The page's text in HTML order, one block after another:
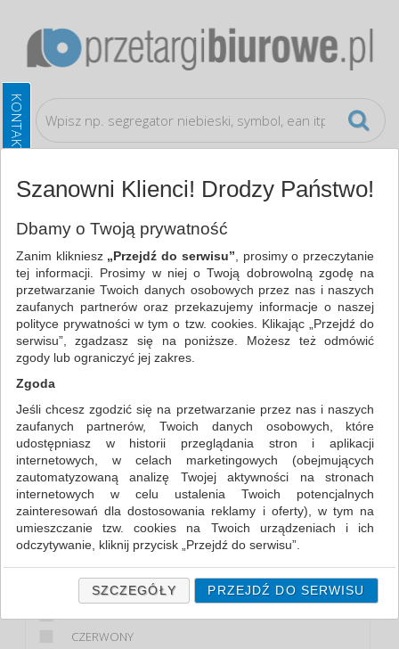
Akcesoria komputerowe
WSZYSTKIE KATEGORIE
NAJCHĘTNIEJ WYBIERANE
AKCESORIA KOMPUTEROWE
KLAWIATURY I MYSZKI (9)
FILTRY
MARKA
KENSINGTON
MEDIARANGE
Q-CONNECT
KOLOR
CZARNY
CZARNY/SZARY
CZERWONY
Szanowni Klienci! Drodzy Państwo!
Dbamy o Twoją prywatność
Zanim klikniesz „Przejdź do serwisu” , prosimy o przeczytanie
tej informacji. Prosimy w niej o Twoją dobrowolną zgodę na
przetwarzanie Twoich danych osobowych przez nas i naszych
zaufanych partnerów oraz przekazujemy informacje o naszej
polityce prywatności w tym o tzw. cookies. Klikając „Przejdź do
serwisu”, zgadzasz się na poniższe. Możesz też odmówić
zgody lub ograniczyć jej zakres.
Zgoda
Jeśli chcesz zgodzić się na przetwarzanie przez nas i naszych
zaufanych partnerów, Twoich danych osobowych, które
udostępniasz w historii przeglądania stron i aplikacji
internetowych, w celach marketingowych (obejmujących
zautomatyzowaną analizę Twojej aktywności na stronach
internetowych w celu ustalenia Twoich potencjalnych
zainteresowań dla dostosowania reklamy i oferty), w tym na
umieszczanie tzw. cookies na Twoich urządzeniach i ich
odczytywanie, kliknij przycisk „Przejdź do serwisu”.
Jeśli nie chcesz wyrazić zgody lub ograniczyć jej zakres, kliknij
„Szczegóły”, gdzie znajdziesz wszelkie informacje o tym jak to
zrobić . Te same informacje znajdziesz także na podstronie z
naszą polityką prywatności obowiązującą od 25 maja 2018.
SZCZEGÓŁY PRZEJDŹ DO SERWISU